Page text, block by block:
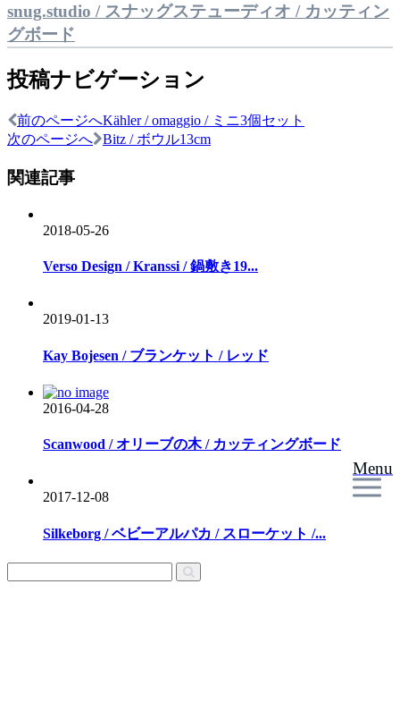
Menu
snug.studio / スナッグステューディオ / カッティン
グボード
投稿ナビゲーション
前のページへKähler / omaggio / ミニ3個セット
次のページへ
Bitz / ボウル13cm
関連記事
2018-05-26
Verso Design / Kranssi / 鍋敷き19...
2019-01-13
Kay Bojesen / ブランケット / レッド
2016-04-28
Scanwood / オリーブの木 / カッティングボード
2017-12-08
Silkeborg / ベビーアルパカ / スローケット /...